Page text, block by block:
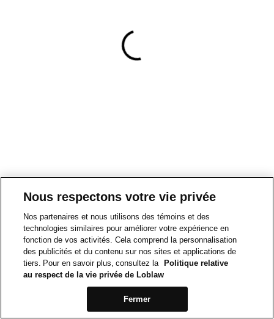
Nous respectons votre vie privée
Nos partenaires et nous utilisons des témoins et des
technologies similaires pour améliorer votre expérience en
fonction de vos activités. Cela comprend la personnalisation
des publicités et du contenu sur nos sites et applications de
tiers. Pour en savoir plus, consultez la
Politique relative
au respect de la vie privée de Loblaw
Fermer